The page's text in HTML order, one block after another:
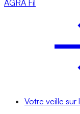
AGRA Fil
Votre veille